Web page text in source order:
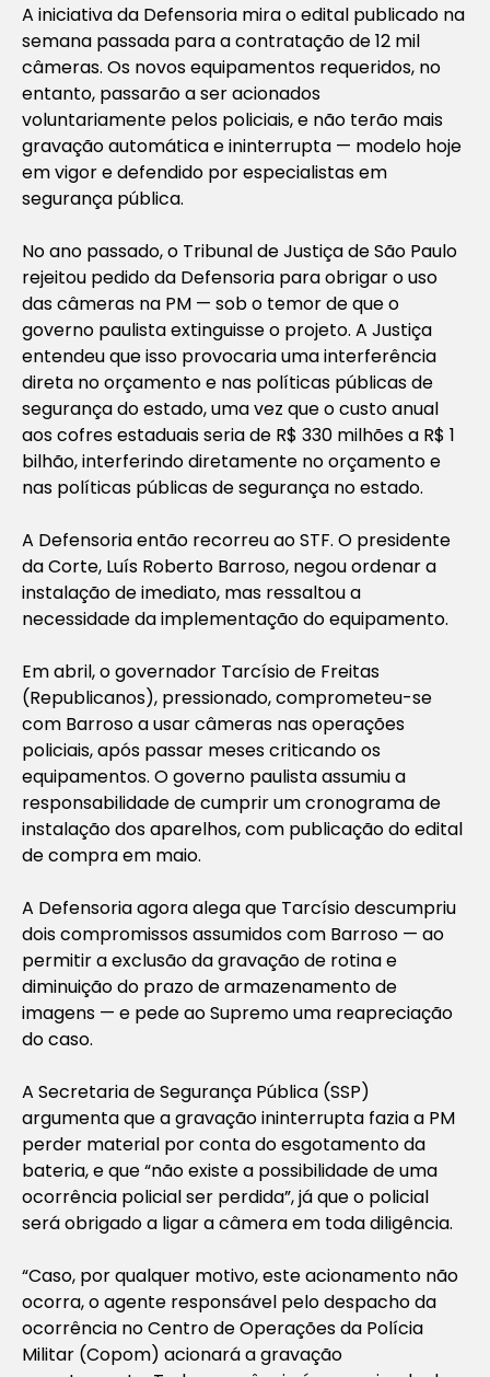
A iniciativa da Defensoria mira o edital publicado na
semana passada para a contratação de 12 mil
câmeras. Os novos equipamentos requeridos, no
entanto, passarão a ser acionados
voluntariamente pelos policiais, e não terão mais
gravação automática e ininterrupta — modelo hoje
em vigor e defendido por especialistas em
segurança pública.
No ano passado, o Tribunal de Justiça de São Paulo
rejeitou pedido da Defensoria para obrigar o uso
das câmeras na PM — sob o temor de que o
governo paulista extinguisse o projeto. A Justiça
entendeu que isso provocaria uma interferência
direta no orçamento e nas políticas públicas de
segurança do estado, uma vez que o custo anual
aos cofres estaduais seria de R$ 330 milhões a R$ 1
bilhão, interferindo diretamente no orçamento e
nas políticas públicas de segurança no estado.
A Defensoria então recorreu ao STF. O presidente
da Corte, Luís Roberto Barroso, negou ordenar a
instalação de imediato, mas ressaltou a
necessidade da implementação do equipamento.
Em abril, o governador Tarcísio de Freitas
(Republicanos), pressionado, comprometeu-se
com Barroso a usar câmeras nas operações
policiais, após passar meses criticando os
equipamentos. O governo paulista assumiu a
responsabilidade de cumprir um cronograma de
instalação dos aparelhos, com publicação do edital
de compra em maio.
A Defensoria agora alega que Tarcísio descumpriu
dois compromissos assumidos com Barroso — ao
permitir a exclusão da gravação de rotina e
diminuição do prazo de armazenamento de
imagens — e pede ao Supremo uma reapreciação
do caso.
A Secretaria de Segurança Pública (SSP)
argumenta que a gravação ininterrupta fazia a PM
perder material por conta do esgotamento da
bateria, e que “não existe a possibilidade de uma
ocorrência policial ser perdida”, já que o policial
será obrigado a ligar a câmera em toda diligência.
“Caso, por qualquer motivo, este acionamento não
ocorra, o agente responsável pelo despacho da
ocorrência no Centro de Operações da Polícia
Militar (Copom) acionará a gravação